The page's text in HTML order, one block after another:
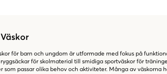
för barn och ungdom är utformade med fokus på
för skolmaterial till smidiga sportväskor för
som passar olika behov och aktiviteter. Många av väskorna